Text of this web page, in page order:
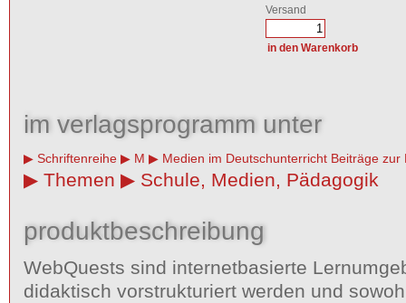
Versand
im verlagsprogramm unter
Schriftenreihe M Medien im Deutschunterricht Beiträge zur
Themen Schule, Medien, Pädagogik
produktbeschreibung
WebQuests sind internetbasierte
didaktisch vorstrukturiert werden und